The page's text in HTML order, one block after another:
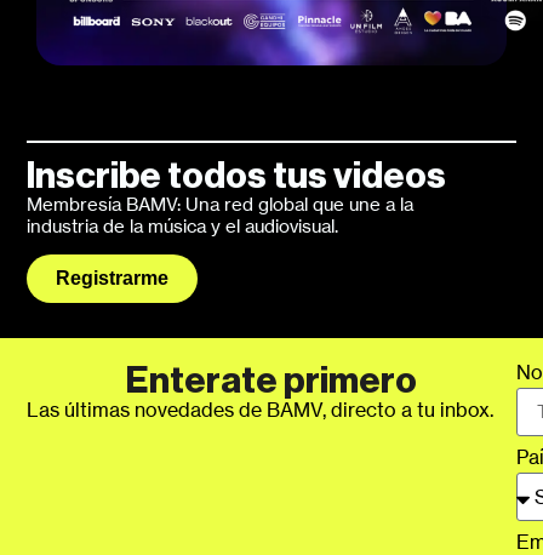
Inscribe todos tus videos
Membresía BAMV: Una red global que une a la
industria de la música y el audiovisual.
Registrarme
Enterate primero
Las últimas novedades de BAMV, directo a tu inbox.